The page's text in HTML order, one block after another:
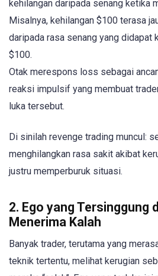
kehilangan daripada senang ketika
Misalnya, kehilangan $100 terasa
daripada rasa senang yang didapat
$100.
Otak merespons loss sebagai
reaksi impulsif yang membuat
luka tersebut.
Di sinilah revenge trading muncul:
menghilangkan rasa sakit akibat
justru memperburuk situasi.
2. Ego yang Tersinggung
Menerima Kalah
Banyak trader, terutama yang
teknik tertentu, melihat kerugian